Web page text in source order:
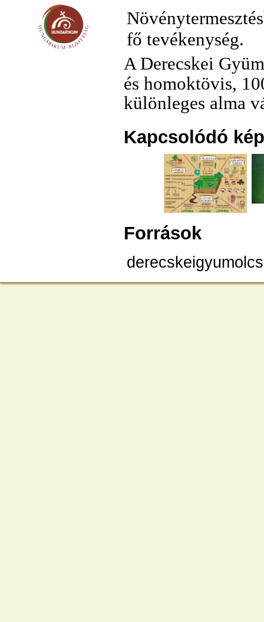
fő tevékenység.
A Derecskei
és homoktövis,
különleges alma
Kapcsolódó
Források